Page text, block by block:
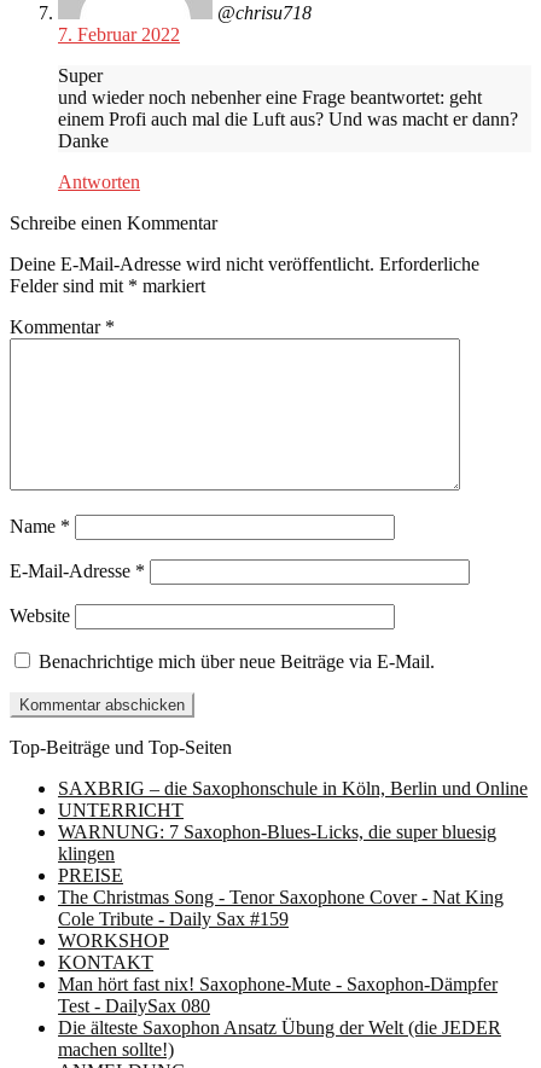
@chrisu718
7. Februar 2022
Super
und wieder noch nebenher eine Frage beantwortet: geht
einem Profi auch mal die Luft aus? Und was macht er dann?
Danke
Antworten
Schreibe einen Kommentar
Deine E-Mail-Adresse wird nicht veröffentlicht. Erforderliche
Felder sind mit * markiert
Kommentar *
Name *
E-Mail-Adresse *
Website
Benachrichtige mich über neue Beiträge via E-Mail.
Top-Beiträge und Top-Seiten
SAXBRIG – die Saxophonschule in Köln, Berlin und Online
UNTERRICHT
WARNUNG: 7 Saxophon-Blues-Licks, die super bluesig
klingen
PREISE
The Christmas Song - Tenor Saxophone Cover - Nat King
Cole Tribute - Daily Sax #159
WORKSHOP
KONTAKT
Man hört fast nix! Saxophone-Mute - Saxophon-Dämpfer
Test - DailySax 080
Die älteste Saxophon Ansatz Übung der Welt (die JEDER
machen sollte!)